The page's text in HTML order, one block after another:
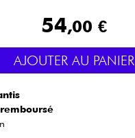
& Percu
54,00 €
AJOUTER AU PANIER
remboursé